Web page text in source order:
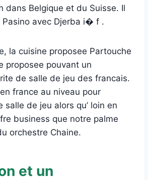
dans Belgique et du Suisse. Il
avec Djerba i� f .
la cuisine proposee Partouche
proposee pouvant un
de salle de jeu des francais.
france au niveau pour
salle de jeu alors qu’ loin en
business que notre palme
orchestre Chaine.
et un